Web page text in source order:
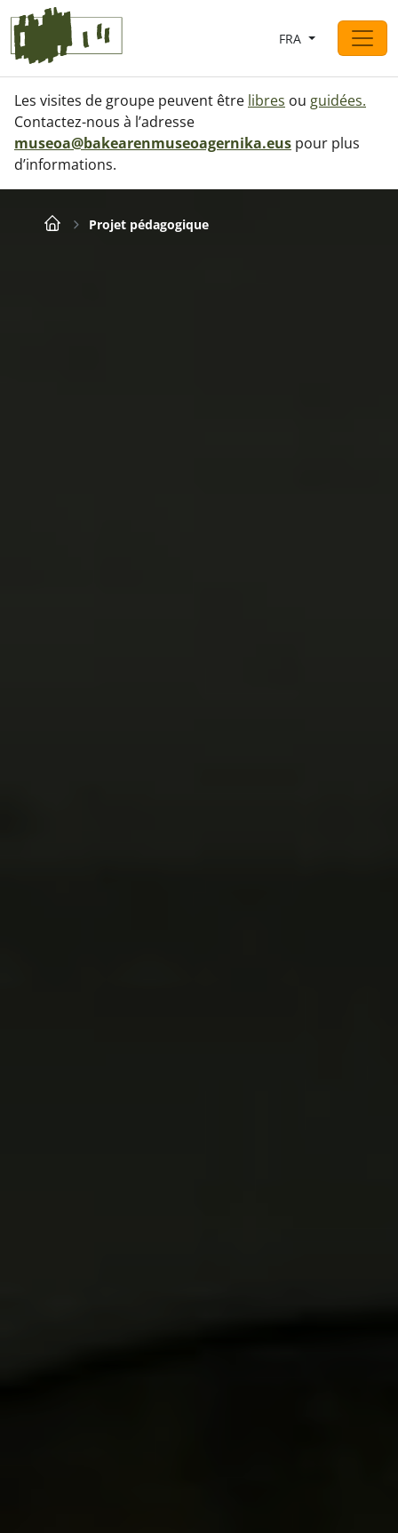
Saltar al contingut
Navigation principale
FRA
Les visites de groupe peuvent être libres ou guidées.
Contactez-nous à l’adresse
museoa@bakearenmuseoagernika.eus pour plus
d’informations.
Breadcrumb
Projet pédagogique